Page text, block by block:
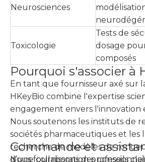
Neurosciences
Toxicologie
Tests de
dosage
composés
Pourquoi s'associer à
En tant que fournisseur axé sur
HKeyBio combine l'expertise
engagement envers l'innovation
Nous soutenons les instituts de
sociétés pharmaceutiques et les
recherche de modèles de
d’une collaboration
Commande et
Nous fournissons des conseils